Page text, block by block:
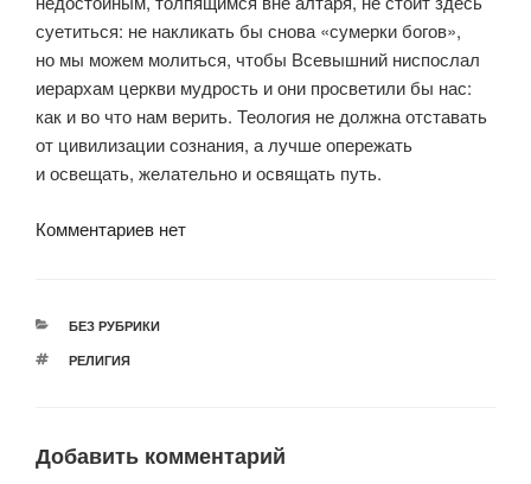
суетиться: не накликать бы снова «сумерки богов»,
но мы можем молиться, чтобы Всевышний ниспослал
иерархам церкви мудрость и они просветили бы нас:
как и во что нам верить. Теология не должна отставать
от цивилизации сознания, а лучше опережать
и освещать, желательно и освящать путь.
Комментариев нет
РУБРИКИ
БЕЗ РУБРИКИ
МЕТКИ
РЕЛИГИЯ
Добавить комментарий